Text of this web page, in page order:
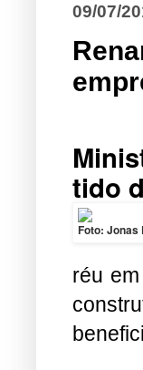
09/07/
tido
Foto: Jonas
réu